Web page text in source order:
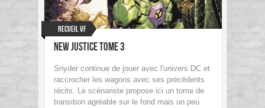
Recueil VF
New Justice Tome 3
Snyder continue de jouer avec l'univers DC et
raccrocher les wagons avec ses précédents
récits. Le scénariste propose ici un tome de
transition agréable sur le fond mais un peu